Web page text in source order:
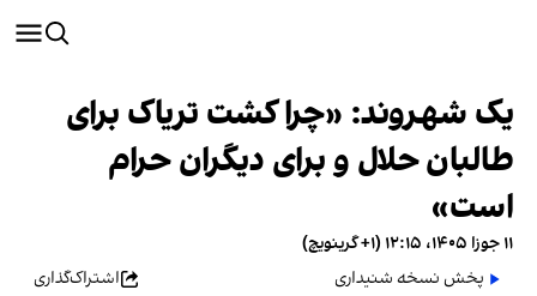
یک شهروند: «چرا کشت تریاک برای
طالبان حلال و برای دیگران حرام
است»
۱۱ جوزا ۱۴۰۵، ۱۲:۱۵ (‎+۱ گرینویچ)
پخش نسخه شنیداری
اشتراک‌گذاری